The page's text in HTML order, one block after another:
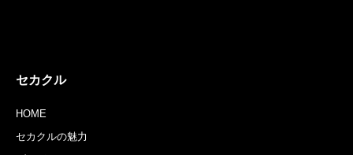
セカクル
HOME
セカクルの魅力